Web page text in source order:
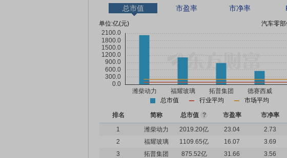
总市值 市盈率 市净率
单位:亿(元) 汽车零
总市值 行业平均 市场平均
排名 简称 总市值 ? 市盈率 市净率
1
潍柴动力 2019.20亿 23.04 2.73
2
福耀玻璃 1109.65亿 16.07 3.69
3
拓普集团 875.52亿 31.66 3.56